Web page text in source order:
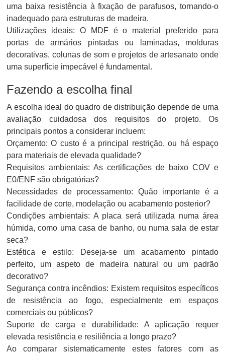
uma baixa resistência à fixação de parafusos, tornando-o
inadequado para estruturas de madeira.
Utilizações ideais: O MDF é o material preferido para
portas de armários pintadas ou laminadas, molduras
decorativas, colunas de som e projetos de artesanato onde
uma superfície impecável é fundamental.
Fazendo a escolha final
A escolha ideal do quadro de distribuição depende de uma
avaliação cuidadosa dos requisitos do projeto. Os
principais pontos a considerar incluem:
Orçamento: O custo é a principal restrição, ou há espaço
para materiais de elevada qualidade?
Requisitos ambientais: As certificações de baixo COV e
E0/ENF são obrigatórias?
Necessidades de processamento: Quão importante é a
facilidade de corte, modelação ou acabamento posterior?
Condições ambientais: A placa será utilizada numa área
húmida, como uma casa de banho, ou numa sala de estar
seca?
Estética e estilo: Deseja-se um acabamento pintado
perfeito, um aspeto de madeira natural ou um padrão
decorativo?
Segurança contra incêndios: Existem requisitos específicos
de resistência ao fogo, especialmente em espaços
comerciais ou públicos?
Suporte de carga e durabilidade: A aplicação requer
elevada resistência e resiliência a longo prazo?
Ao comparar sistematicamente estes fatores com as